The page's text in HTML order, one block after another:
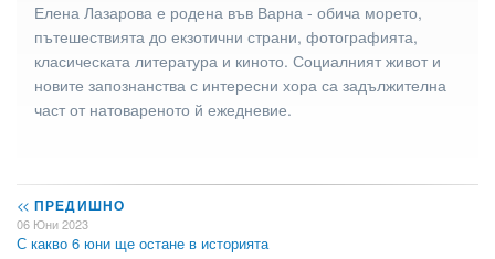
Елена Лазарова е родена във Варна - обича морето,
пътешествията до екзотични страни, фотографията,
класическата литература и киното. Социалният живот и
новите запознанства с интересни хора са задължителна
част от натовареното й ежедневие.
<< ПРЕДИШНО
06 Юни 2023
С какво 6 юни ще остане в историята